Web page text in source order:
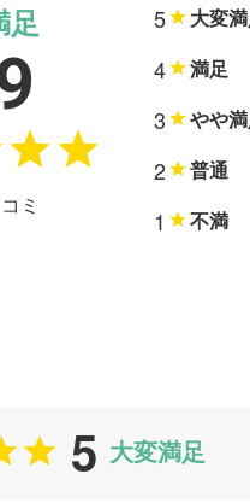
足
ミ
5 大変
4 満足
3 やや
2 普通
1 不満
5 大変満足